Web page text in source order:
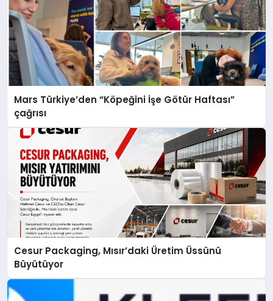
Mars Türkiye’den “Köpeğini İşe Götür Haftası”
çağrısı
Cesur Packaging, Mısır’daki Üretim Üssünü
Büyütüyor